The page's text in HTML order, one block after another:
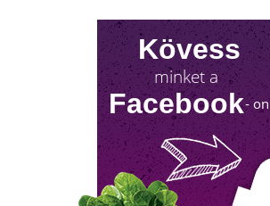
Kövess
minket a
Facebook- on